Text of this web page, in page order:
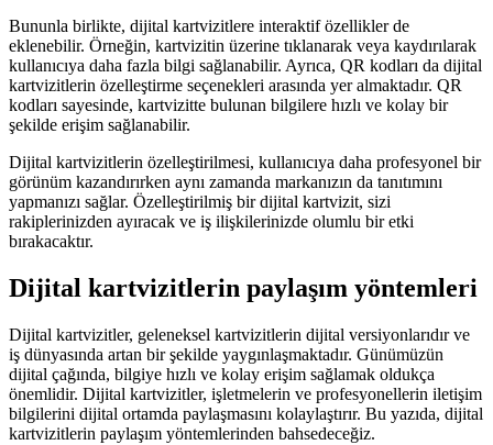
Bununla birlikte, dijital kartvizitlere interaktif özellikler de
eklenebilir. Örneğin, kartvizitin üzerine tıklanarak veya kaydırılarak
kullanıcıya daha fazla bilgi sağlanabilir. Ayrıca, QR kodları da dijital
kartvizitlerin özelleştirme seçenekleri arasında yer almaktadır. QR
kodları sayesinde, kartvizitte bulunan bilgilere hızlı ve kolay bir
şekilde erişim sağlanabilir.
Dijital kartvizitlerin özelleştirilmesi, kullanıcıya daha profesyonel bir
görünüm kazandırırken aynı zamanda markanızın da tanıtımını
yapmanızı sağlar. Özelleştirilmiş bir dijital kartvizit, sizi
rakiplerinizden ayıracak ve iş ilişkilerinizde olumlu bir etki
bırakacaktır.
Dijital kartvizitlerin paylaşım yöntemleri
Dijital kartvizitler, geleneksel kartvizitlerin dijital versiyonlarıdır ve
iş dünyasında artan bir şekilde yaygınlaşmaktadır. Günümüzün
dijital çağında, bilgiye hızlı ve kolay erişim sağlamak oldukça
önemlidir. Dijital kartvizitler, işletmelerin ve profesyonellerin iletişim
bilgilerini dijital ortamda paylaşmasını kolaylaştırır. Bu yazıda, dijital
kartvizitlerin paylaşım yöntemlerinden bahsedeceğiz.